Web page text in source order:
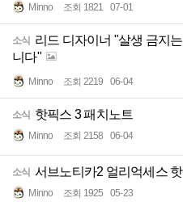
Minno 조회 1821 07-01
소식
리드 디자이너 "살생 금지
니다"
Minno 조회 2219 06-04
소식 핫픽스 3 패치노트
Minno 조회 2158 06-04
소식 서브노티카2 얼리억세스
Minno 조회 1925 05-23